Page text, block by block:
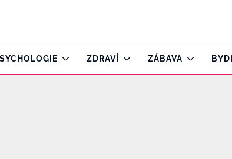
ZDRAVÍ ZÁBAVA